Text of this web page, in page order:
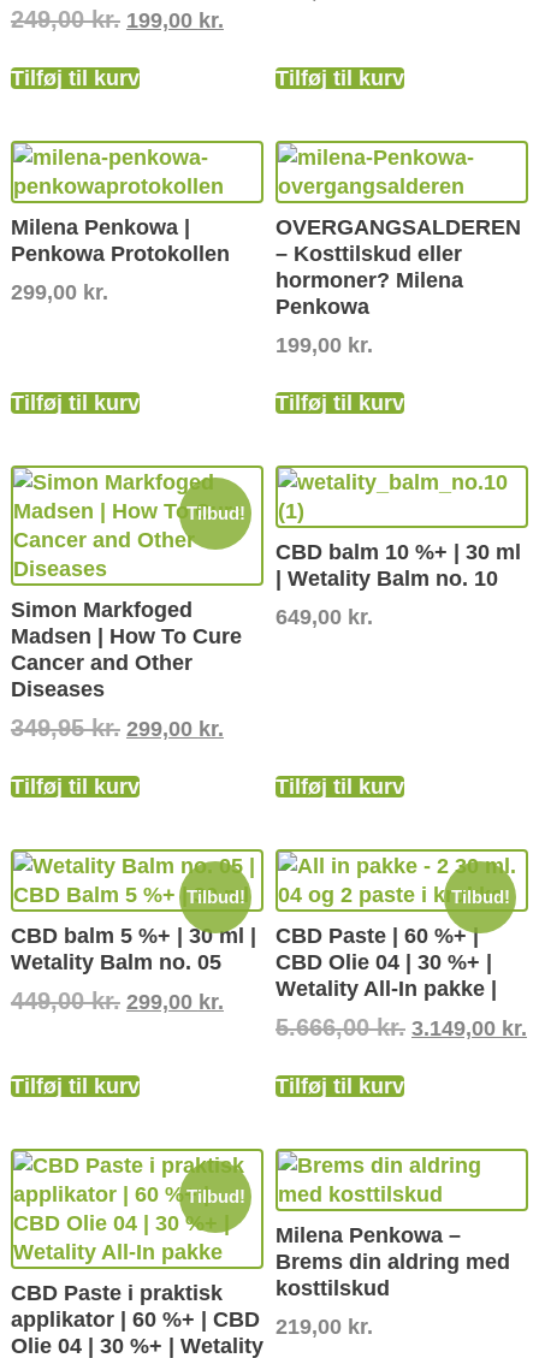
249,00kr. 199,00 kr.
Tilføj til kurv Tilføj til kurv
Milena Penkowa |
Penkowa Protokollen
299,00 kr.
Tilføj til kurv
OVERGANGSALDEREN
– Kosttilskud eller
hormoner? Milena
Penkowa
199,00 kr.
Tilføj til kurv
Tilbud!
Simon Markfoged
Madsen | How To Cure
Cancer and Other
Diseases
349,95kr. 299,00 kr.
Tilføj til kurv
CBD balm 10 %+ | 30 ml
| Wetality Balm no. 10
649,00 kr.
Tilføj til kurv
Tilbud!
CBD balm 5 %+ | 30 ml |
Wetality Balm no. 05
449,00kr. 299,00 kr.
Tilføj til kurv
Tilbud!
CBD Paste | 60 %+ |
CBD Olie 04 | 30 %+ |
Wetality All-In pakke |
5.666,00kr. 3.149,00 kr.
Tilføj til kurv
Tilbud!
CBD Paste i praktisk
applikator | 60 %+ | CBD
Olie 04 | 30 %+ | Wetality
Milena Penkowa –
Brems din aldring med
kosttilskud
219,00 kr.